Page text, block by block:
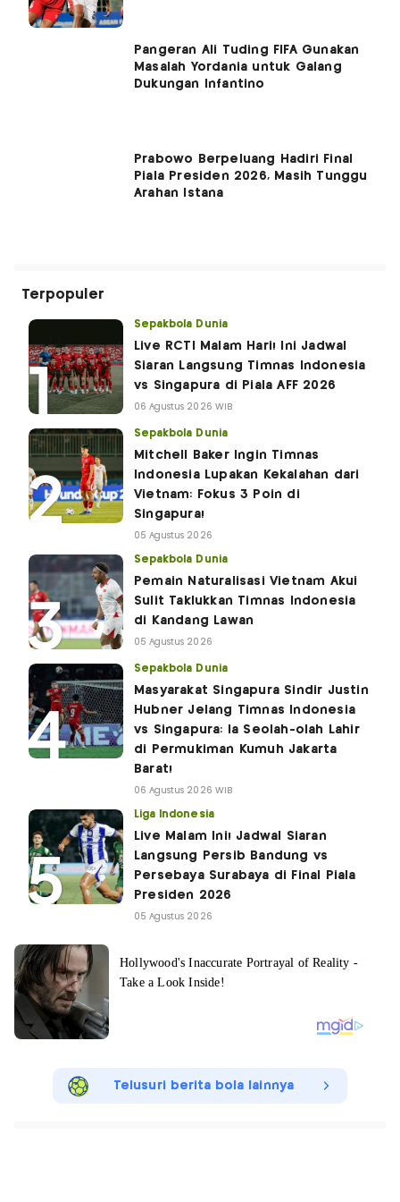
Pangeran Ali Tuding FIFA Gunakan
Masalah Yordania untuk Galang
Dukungan Infantino
Prabowo Berpeluang Hadiri Final
Piala Presiden 2026, Masih Tunggu
Arahan Istana
Terpopuler
Sepakbola Dunia
Live RCTI Malam Hari! Ini Jadwal
Siaran Langsung Timnas Indonesia
vs Singapura di Piala AFF 2026
06 Agustus 2026 WIB
Sepakbola Dunia
Mitchell Baker Ingin Timnas
Indonesia Lupakan Kekalahan dari
Vietnam: Fokus 3 Poin di
Singapura!
05 Agustus 2026
Sepakbola Dunia
Pemain Naturalisasi Vietnam Akui
Sulit Taklukkan Timnas Indonesia
di Kandang Lawan
05 Agustus 2026
Sepakbola Dunia
Masyarakat Singapura Sindir Justin
Hubner Jelang Timnas Indonesia
vs Singapura: Ia Seolah-olah Lahir
di Permukiman Kumuh Jakarta
Barat!
06 Agustus 2026 WIB
Liga Indonesia
Live Malam Ini! Jadwal Siaran
Langsung Persib Bandung vs
Persebaya Surabaya di Final Piala
Presiden 2026
05 Agustus 2026
Telusuri berita bola lainnya